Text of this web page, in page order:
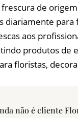
de
diariamente
aos
produtos de
floristas,
não é cliente